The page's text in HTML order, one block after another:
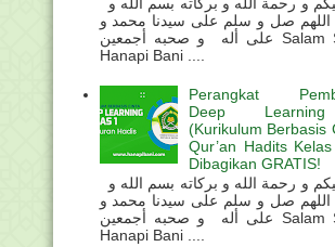
اللهم صل و سلم على سيدنا محمد و
على أله و صحبه أجمعين Salam Sahabat
Hanapi Bani ....
Perangkat
Deep
(Kurikulum Berbasis
Qur’an Hadits
Dibagikan GRATIS!
اللهم صل و سلم على سيدنا محمد و
على أله و صحبه أجمعين Salam Sahabat
Hanapi Bani ....